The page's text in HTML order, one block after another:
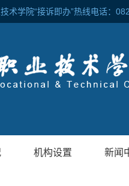
院“接诉即办”热线电话：
机构设置 新闻